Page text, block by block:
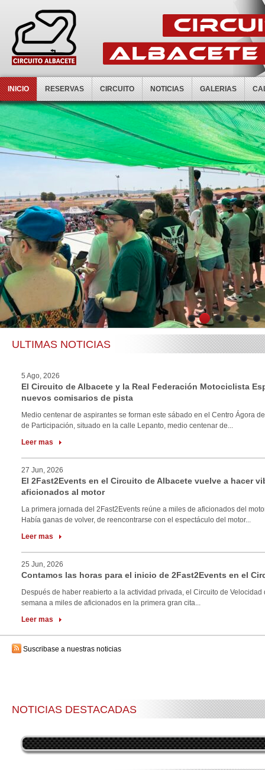
INICIO RESERVAS CIRCUITO NOTICIAS GALERIAS
1 2 3 4 5 6
ULTIMAS NOTICIAS
5 Ago, 2026
El Circuito de Albacete y la Real Federación Motociclista
nuevos comisarios de pista
Medio centenar de aspirantes se forman este sábado en el Centro Ágora
de Participación, situado en la calle Lepanto, medio centenar de...
Leer mas
27 Jun, 2026
El 2Fast2Events en el Circuito de Albacete vuelve a hacer
aficionados al motor
La primera jornada del 2Fast2Events reúne a miles de aficionados del
Había ganas de volver, de reencontrarse con el espectáculo del motor...
Leer mas
25 Jun, 2026
Contamos las horas para el inicio de 2Fast2Events en el
Después de haber reabierto a la actividad privada, el Circuito de Velocidad
semana a miles de aficionados en la primera gran cita...
Leer mas
Suscribase a nuestras noticias
NOTICIAS DESTACADAS